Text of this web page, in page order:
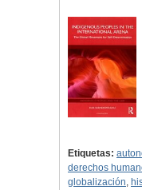
Etiquetas:
derechos
globalización,